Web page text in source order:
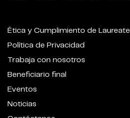
Ética y Cumplimiento de Laureate
Política de Privacidad
Trabaja con nosotros
Beneficiario final
Eventos
Noticias